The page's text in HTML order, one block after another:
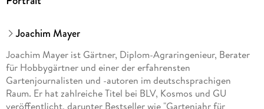
Joachim Mayer
Joachim Mayer ist Gärtner, Diplom-Agraringenieur, Berater
für Hobbygärtner und einer der erfahrensten
Gartenjournalisten und -autoren im deutschsprachigen
Raum. Er hat zahlreiche Titel bei BLV, Kosmos und GU
veröffentlicht, darunter Bestseller wie "Gartenjahr für